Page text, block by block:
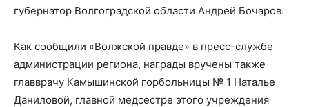
губернатор Волгоградской области Андрей Бочаров.
Как сообщили «Волжской правде» в пресс-службе
администрации региона, награды вручены также
главврачу Камышинской горбольницы № 1 Наталье
Даниловой, главной медсестре этого учреждения